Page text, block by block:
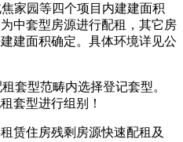
家园等四个项目内建建面积
中套型房源进行配租，其它房
建面积确定。具体环境详见公
型范畴内选择登记套型。
套型进行组别！
住房残剩房源快速配租及